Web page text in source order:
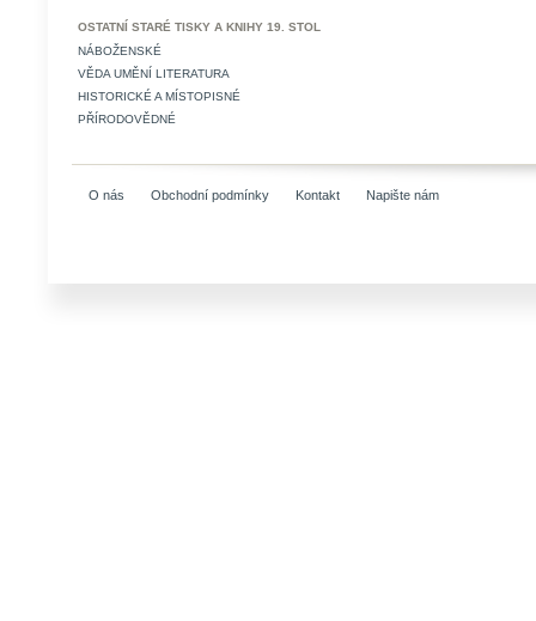
OSTATNÍ STARÉ TISKY A KNIHY 19. STOL
NÁBOŽENSKÉ
VĚDA UMĚNÍ LITERATURA
HISTORICKÉ A MÍSTOPISNÉ
PŘÍRODOVĚDNÉ
O nás Obchodní podmínky Kontakt Napište nám